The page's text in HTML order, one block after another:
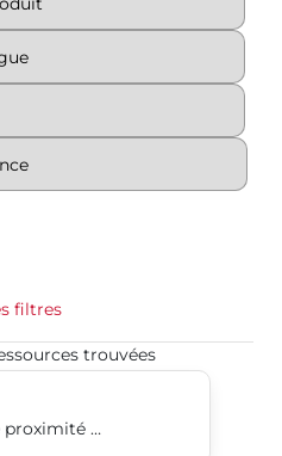
filtres
trouvées​​​​​​​
S52 2n1
Capteur de proximité S52 2n1